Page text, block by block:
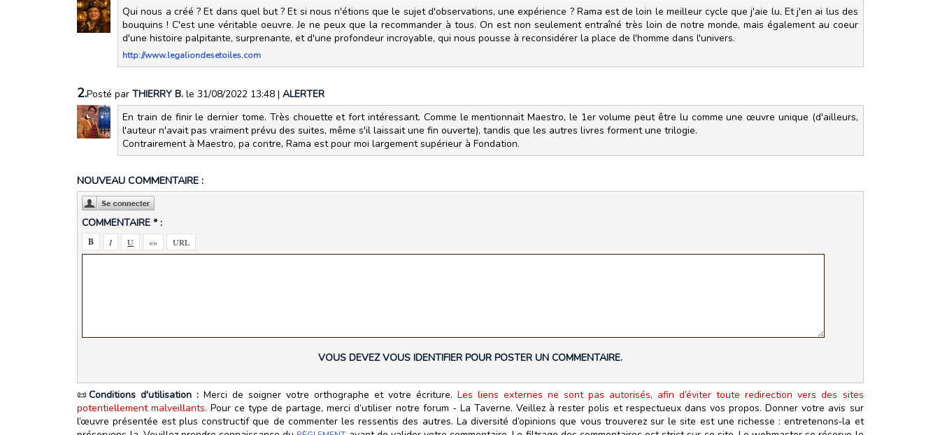
Qui nous a créé ? Et dans quel but ? Et si nous n'étions que le sujet d'observations, une expérience ? Rama est de loin le meilleur cycle que j'aie lu. Et j'en ai lus des
bouquins ! C'est une véritable oeuvre. Je ne peux que la recommander à tous. On est non seulement entraîné très loin de notre monde, mais également au coeur
d'une histoire palpitante, surprenante, et d'une profondeur incroyable, qui nous pousse à reconsidérer la place de l'homme dans l'univers.
http://www.legaliondesetoiles.com
2.Posté par THIERRY B. le 31/08/2022 13:48 | ALERTER
En train de finir le dernier tome. Très chouette et fort intéressant. Comme le mentionnait Maestro, le 1er volume peut être lu comme une œuvre unique (d'ailleurs,
l'auteur n'avait pas vraiment prévu des suites, même s'il laissait une fin ouverte), tandis que les autres livres forment une trilogie.
Contrairement à Maestro, pa contre, Rama est pour moi largement supérieur à Fondation.
NOUVEAU COMMENTAIRE :
COMMENTAIRE * :
VOUS DEVEZ VOUS IDENTIFIER POUR POSTER UN COMMENTAIRE.
📜Conditions d'utilisation :Merci de soigner votre orthographe et votre écriture.Les liens externes ne sont pas autorisés, afin d’éviter toute redirection vers des sites
potentiellement malveillants. Pour ce type de partage, merci d’utiliser notre forum - La Taverne. Veillez à rester polis et respectueux dans vos propos. Donner votre avis sur
l’œuvre présentée est plus constructif que de commenter les ressentis des autres. La diversité d’opinions que vous trouverez sur le site est une richesse : entretenons‑la et